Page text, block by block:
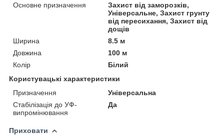
Основне призначення
Захист від заморозків,
Універсальне, Захист грунту
від пересихання, Захист від
дощів
Ширина
8.5 м
Довжина
100 м
Колір
Білий
Користувацькі характеристики
Призначення
Універсальна
Стабілізація до УФ-
випромінювання
Да
Приховати